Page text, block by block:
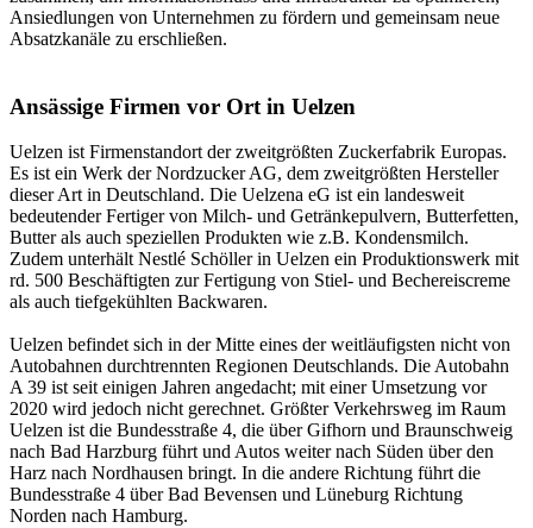
Ansiedlungen von Unternehmen zu fördern und gemeinsam neue
Absatzkanäle zu erschließen.
Ansässige Firmen vor Ort in Uelzen
Uelzen ist Firmenstandort der zweitgrößten Zuckerfabrik Europas.
Es ist ein Werk der Nordzucker AG, dem zweitgrößten Hersteller
dieser Art in Deutschland. Die Uelzena eG ist ein landesweit
bedeutender Fertiger von Milch- und Getränkepulvern, Butterfetten,
Butter als auch speziellen Produkten wie z.B. Kondensmilch.
Zudem unterhält Nestlé Schöller in Uelzen ein Produktionswerk mit
rd. 500 Beschäftigten zur Fertigung von Stiel- und Bechereiscreme
als auch tiefgekühlten Backwaren.
Uelzen befindet sich in der Mitte eines der weitläufigsten nicht von
Autobahnen durchtrennten Regionen Deutschlands. Die Autobahn
A 39 ist seit einigen Jahren angedacht; mit einer Umsetzung vor
2020 wird jedoch nicht gerechnet. Größter Verkehrsweg im Raum
Uelzen ist die Bundesstraße 4, die über Gifhorn und Braunschweig
nach Bad Harzburg führt und Autos weiter nach Süden über den
Harz nach Nordhausen bringt. In die andere Richtung führt die
Bundesstraße 4 über Bad Bevensen und Lüneburg Richtung
Norden nach Hamburg.